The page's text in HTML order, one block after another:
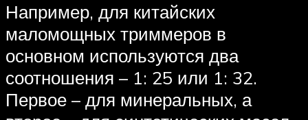
Например, для китайских
маломощных триммеров в
основном используются два
соотношения – 1: 25 или 1: 32.
Первое – для минеральных, а